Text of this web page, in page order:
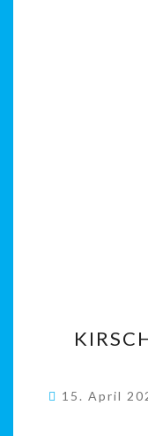
15. April